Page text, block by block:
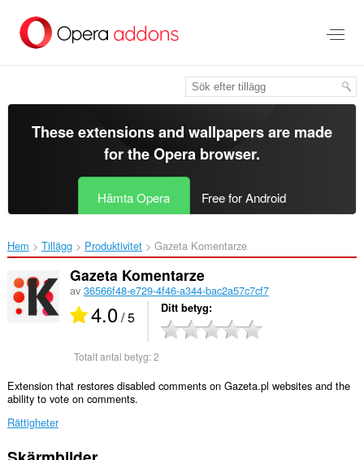
brödtexten
These extensions and wallpapers are made
for theOpera browser.
Hämta Opera Free for Android
Hem Tillägg Produktivitet Gazeta Komentarze‎
Gazeta Komentarze
av 36566f48-e729-4f46-a344-bac2a57c7cf7
4.0/ 5 Ditt betyg
Totalt antal betyg:2
Extension that restores disabled comments on Gazeta.pl websites and the
ability to vote on comments.
Rättigheter